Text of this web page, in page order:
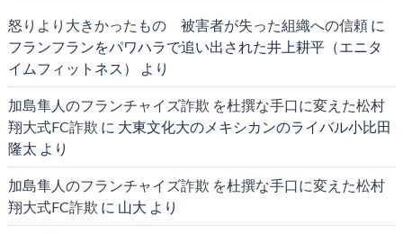
怒りより大きかったもの 被害者が失った組織への信頼に
フランフランをパワハラで追い出された井上耕平（エニタ
イムフィットネス）
より
加島隼人のフランチャイズ詐欺 を杜撰な手口に変えた松村
翔大式FC詐欺 に 大東文化大のメキシカンのライバル小比田
隆太 より
加島隼人のフランチャイズ詐欺 を杜撰な手口に変えた松村
翔大式FC詐欺 に 山大 より